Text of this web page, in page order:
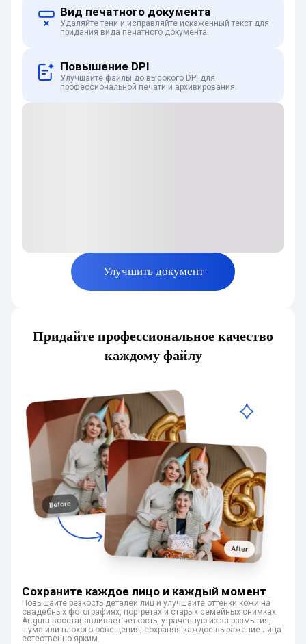
Вид печатного документа
Удаляйте тени и исправляйте искаженный текст для
придания вида печатного документа.
Повышение DPI
Улучшайте файлы до высокого DPI для
профессиональной печати и архивирования.
Улучшить документ
Придайте профессиональное качество
каждому файлу
Сохраните каждое лицо и каждый момент
Повышайте резкость деталей лиц и улучшайте оттенки кожи на
свадебных фотографиях, портретах и старых семейных снимках.
Artguru восстанавливает четкость, утраченную из-за размытия,
шума или плохого освещения, сохраняя каждое выражение лица
естественно ярким.